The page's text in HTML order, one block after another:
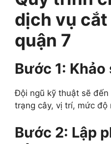
dịch vụ cắt
quận 7
Bước 1:
Đội ngũ kỹ thuật sẽ
trạng cây, vị trí, mức độ
Bước 2: Lập